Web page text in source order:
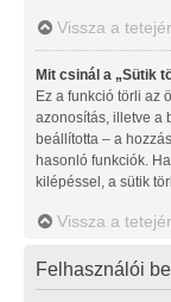
Vissza a
Mit csinál a „Sütik
Ez a funkció törli az
azonosítás, illetve a
beállította – a
hasonló funkciók.
kilépéssel, a sütik
Vissza a
Felhasználói